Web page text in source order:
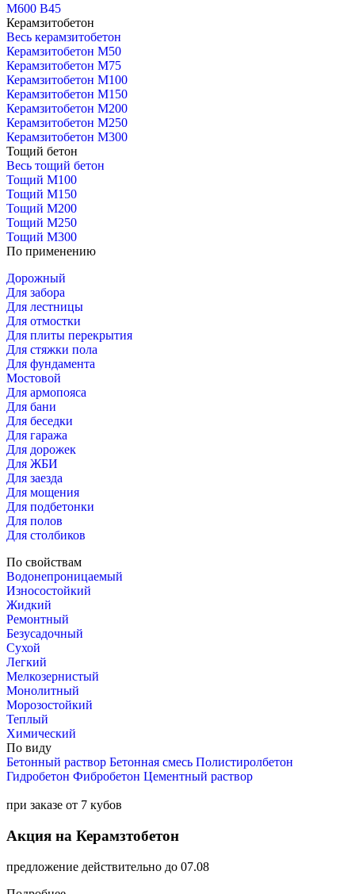
М600 В45
Керамзитобетон
Весь керамзитобетон
Керамзитобетон М50
Керамзитобетон М75
Керамзитобетон М100
Керамзитобетон М150
Керамзитобетон М200
Керамзитобетон М250
Керамзитобетон М300
Тощий бетон
Весь тощий бетон
Тощий М100
Тощий М150
Тощий М200
Тощий М250
Тощий М300
По применению
Дорожный
Для забора
Для лестницы
Для отмостки
Для плиты перекрытия
Для стяжки пола
Для фундамента
Мостовой
Для армопояса
Для бани
Для беседки
Для гаража
Для дорожек
Для ЖБИ
Для заезда
Для мощения
Для подбетонки
Для полов
Для столбиков
По свойствам
Водонепроницаемый
Износостойкий
Жидкий
Ремонтный
Безусадочный
Сухой
Легкий
Мелкозернистый
Монолитный
Морозостойкий
Теплый
Химический
По виду
Бетонный раствор Бетонная смесь Полистиролбетон
Гидробетон Фибробетон Цементный раствор
при заказе от 7 кубов
Акция на Керамзтобетон
предложение действительно до 07.08